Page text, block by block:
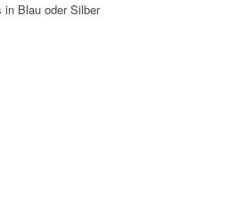
in Blau oder Silber